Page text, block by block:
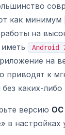
как минимум
на
Android
на
приводят к
каких-
версию ОС
в настройках